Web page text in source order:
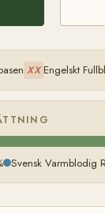
XX Engelskt
Svensk Varmblodig